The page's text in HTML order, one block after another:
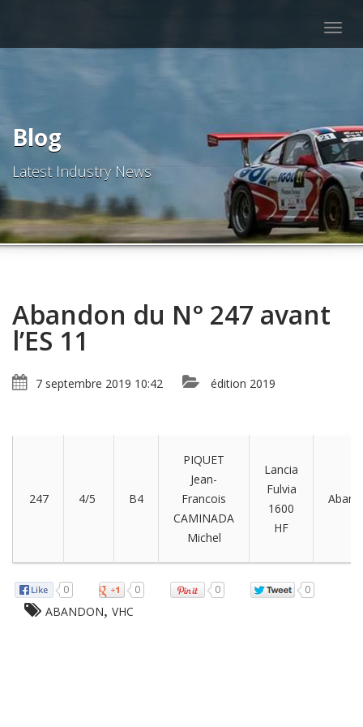
Blog
Latest Industry News
Abandon du N° 247 avant
l’ES 11
7 septembre 2019 10:42 édition 2019
247 4/5 B4
PIQUET
Jean-
Francois
CAMINADA
Michel
Lancia
Fulvia
1600
HF
0 0 0 0
ABANDON, VHC